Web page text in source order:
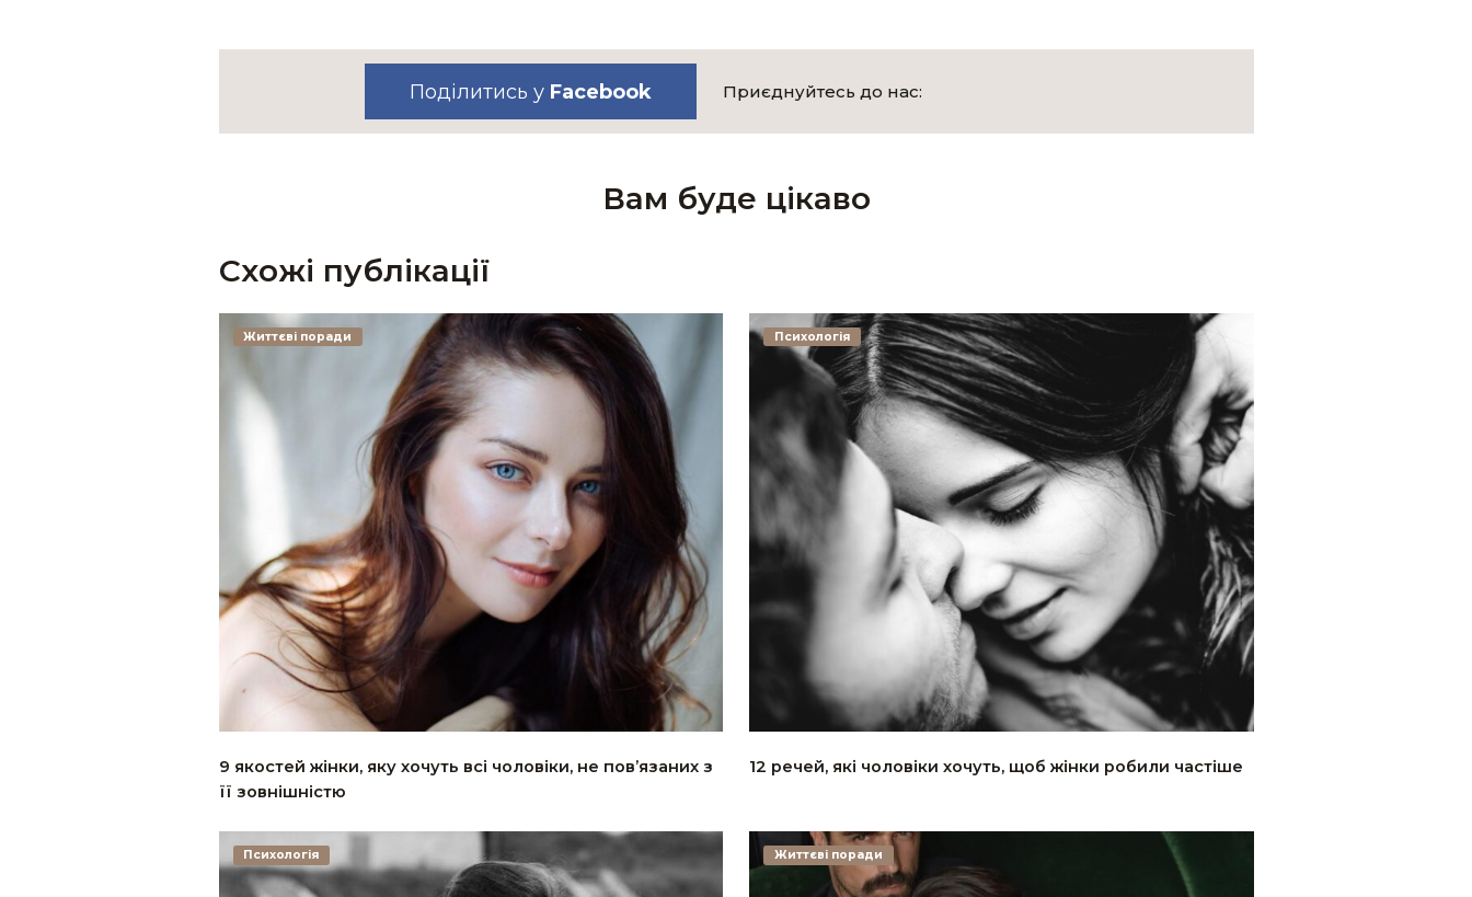
Поділитись у Facebook Приєднуйтесь до нас:
Вам буде цікаво
Схожі публікації
9 якостей жінки, яку хочуть всі чоловіки, не пов’язаних з
її зовнішністю
Життєві поради
12 речей, які чоловіки хочуть, щоб жінки робили частіше
Психологія
Психологія Життєві поради